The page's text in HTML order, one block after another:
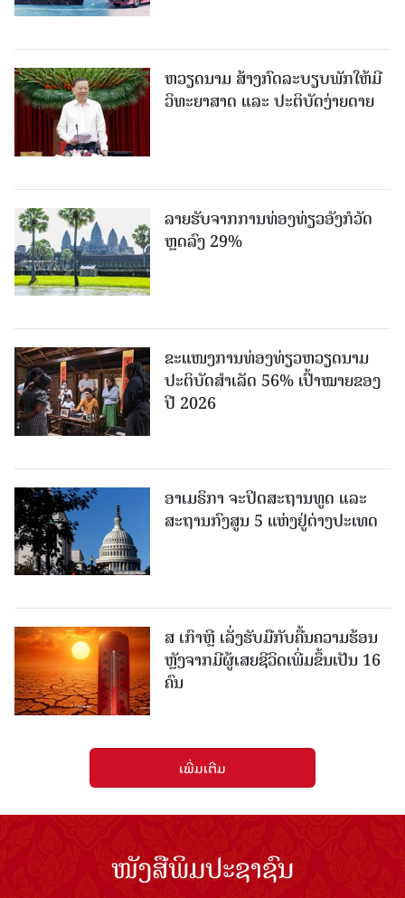
ຫວຽດນາມ ສ້າງກົດລະບຽບພັກໃຫ້ມີ
ວິທະຍາສາດ ແລະ ປະຕິບັດງ່າຍດາຍ
ລາຍຮັບຈາກການທ່ອງທ່ຽວອັງກໍວັດ
ຫຼດລົງ 29%
ຂະ​ແໜງ​ການ​ທ່ອງ​ທ່ຽວຫວຽດນາມ ​
ປະ​ຕິ​ບັດ​ສຳ​ເລັດ 56% ເປົ້າ​ໝາຍຂອງ
ປີ 2026
ອາເມຣິກາ ຈະປິດສະຖານທູດ ແ​ລະ
ສະຖານກົງສູນ 5 ແຫ່ງ​ຢູ່​ຕ່າງ​ປະ​ເທດ
ສ ເກົາຫຼີ ເລັ່ງຮັບມືກັບຄື້ນຄວາມຮ້ອນ
ຫຼັງຈາກມີຜູ້ເສຍຊີວິດເພີ່ມຂຶ້ນເປັນ 16
ຄົນ
ເພີ່ມເຕີມ
ໜັງສືພິມປະຊາຊົນ